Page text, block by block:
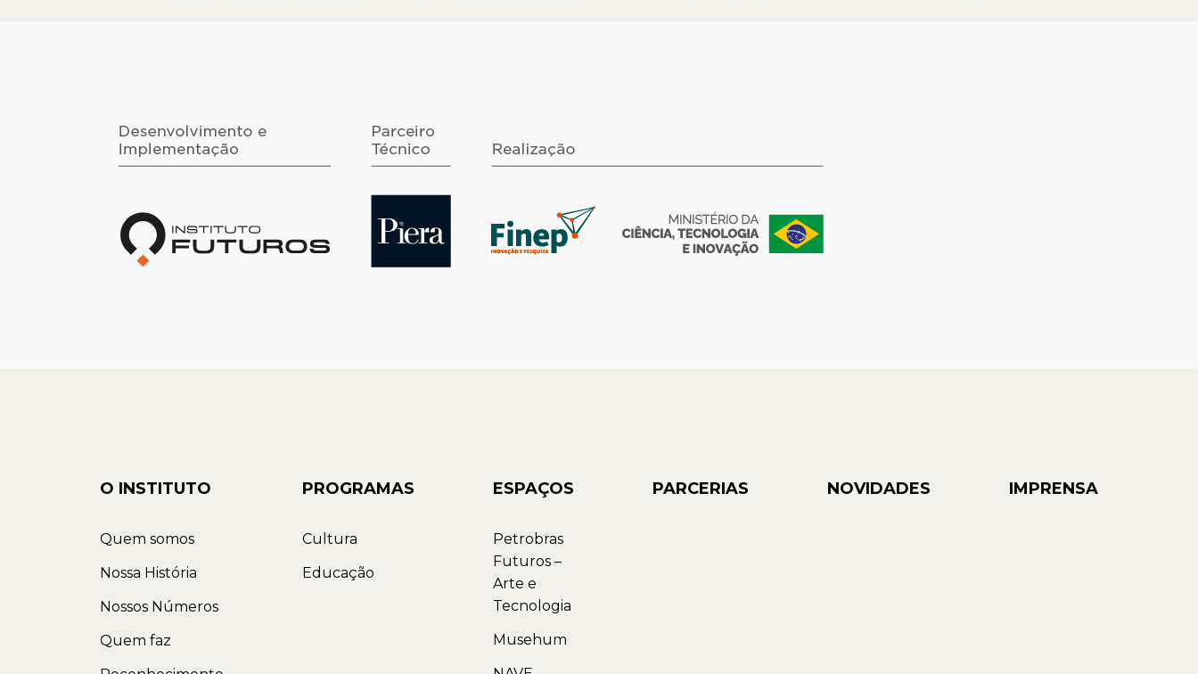
O INSTITUTO
Quem somos
Nossa História
Nossos Números
Quem faz
PROGRAMAS
Cultura
Educação
ESPAÇOS
Petrobras
Futuros –
Arte e
Tecnologia
Musehum
PARCERIAS NOVIDADES IMPRENSA